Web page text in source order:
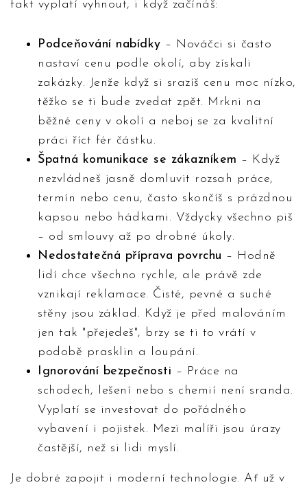
fakt vyplatí vyhnout, i když začínáš:
Podceňování nabídky – Nováčci si často
nastaví cenu podle okolí, aby získali
zakázky. Jenže když si srazíš cenu moc nízko,
těžko se ti bude zvedat zpět. Mrkni na
běžné ceny v okolí a neboj se za kvalitní
práci říct fér částku.
Špatná komunikace se zákazníkem – Když
nezvládneš jasně domluvit rozsah práce,
termín nebo cenu, často skončíš s prázdnou
kapsou nebo hádkami. Vždycky všechno piš
– od smlouvy až po drobné úkoly.
Nedostatečná příprava povrchu – Hodně
lidí chce všechno rychle, ale právě zde
vznikají reklamace. Čisté, pevné a suché
stěny jsou základ. Když je před malováním
jen tak "přejedeš", brzy se ti to vrátí v
podobě prasklin a loupání.
Ignorování bezpečnosti – Práce na
schodech, lešení nebo s chemií není sranda.
Vyplatí se investovat do pořádného
vybavení i pojistek. Mezi malíři jsou úrazy
častější, než si lidi myslí.
Je dobré zapojit i moderní technologie. Ať už v